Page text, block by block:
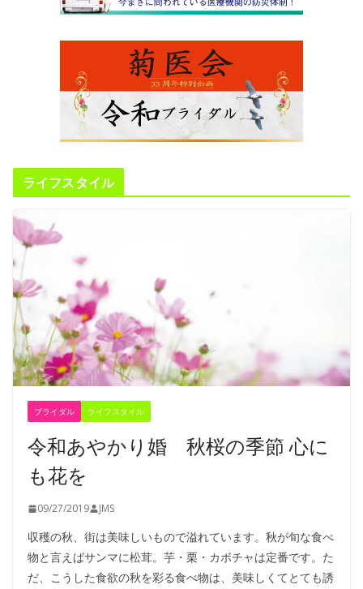
ライフスタイル
ブライダル ライフスタイル
令和あやかり婚 秋桜の季節 心に
も花を
09/27/2019 JMS
収穫の秋、街は美味しいもので溢れています。秋が旬な食べ
物と言えばサンマに松茸。芋・栗・カボチャは定番です。た
だ、こうした食欲の秋を彩る食べ物は、美味しくてとても誘